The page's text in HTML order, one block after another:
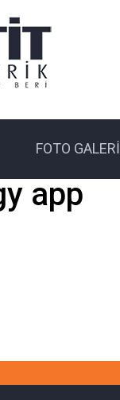
FOTO GALERI
app